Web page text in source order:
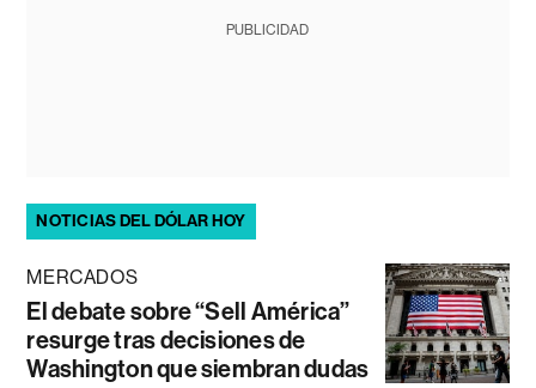
PUBLICIDAD
NOTICIAS DEL DÓLAR HOY
MERCADOS
El debate sobre “Sell América”
resurge tras decisiones de
Washington que siembran dudas